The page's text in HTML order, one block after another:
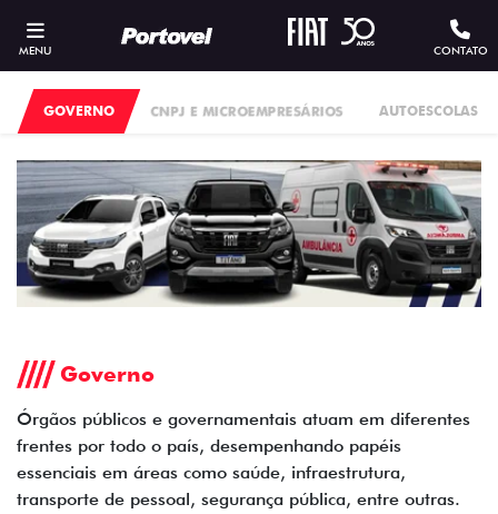
MENU CONTATO
CNPJ E MICROEMPRESÁRIOS AUTOESCOLAS
GOVERNO
Governo
Órgãos públicos e governamentais atuam em diferentes
frentes por todo o país, desempenhando papéis
essenciais em áreas como saúde, infraestrutura,
transporte de pessoal, segurança pública, entre outras.